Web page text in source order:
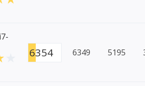
6354 6349 5195